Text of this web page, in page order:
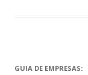
GUIA DE EMPRESAS: